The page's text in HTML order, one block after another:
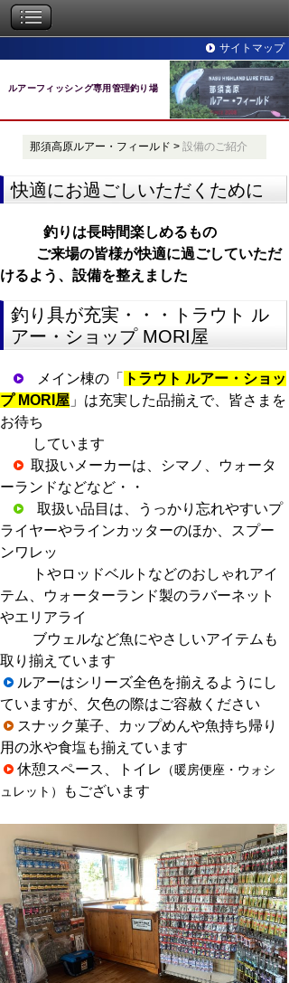
サイトマップ
ルアーフィッシング専用管理釣り場
那須高原ルアー・フィールド > 設備のご紹介
快適にお過ごしいただくために
釣りは長時間楽しめるもの
ご来場の皆様が快適に過ごしていただ
けるよう、設備を整えました
釣り具が充実・・・トラウト ル
アー・ショップ MORI屋
メイン棟の「
トラウト ルアー・ショッ
プ MORI屋 」は充実した品揃えで、皆さまを
お待ち
しています
取扱いメーカーは、シマノ、ウォータ
ーランドなどなど・・
取扱い品目は、うっかり忘れやすいプ
ライヤーやラインカッターのほか、スプー
ンワレッ
トやロッドベルトなどのおしゃれアイ
テム、ウォーターランド製のラバーネット
やエリアライ
ブウェルなど魚にやさしいアイテムも
取り揃えています
ルアーはシリーズ全色を揃えるようにし
ていますが、欠色の際はご容赦ください
スナック菓子、カップめんや魚持ち帰り
用の氷や食塩も揃えています
休憩スペース、トイレ
（暖房便座・ウォシ
ュレット）
もございます